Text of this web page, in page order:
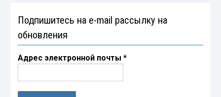
Подпишитесь на e-mail рассылку на
обновления
Адрес электронной почты*